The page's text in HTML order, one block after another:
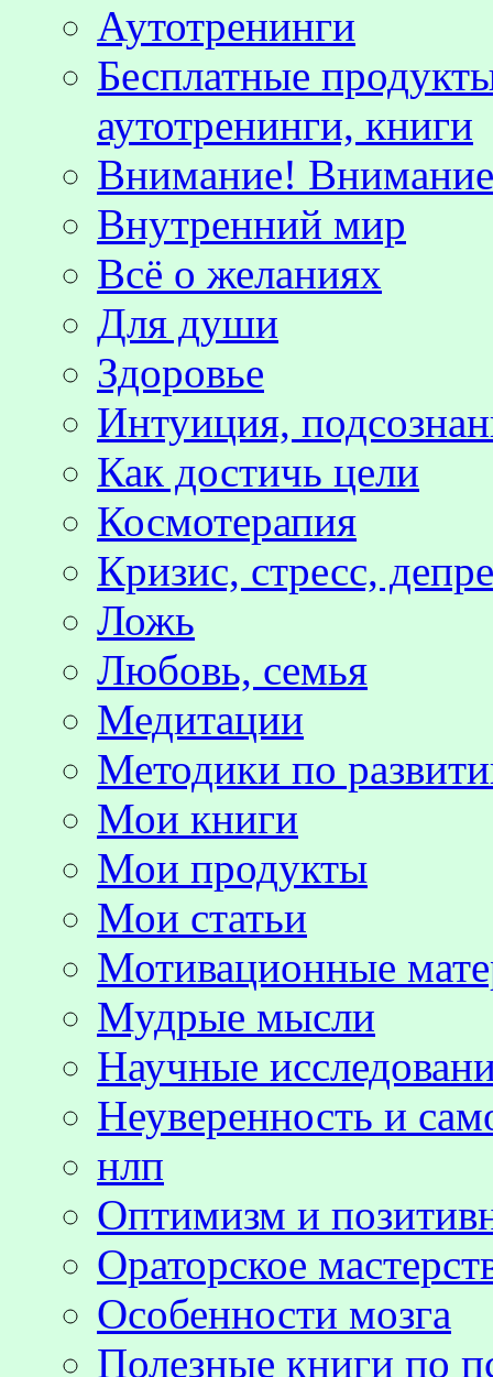
Аутотренинги
Бесплатные
аутотренинги, книги
Внимание!
Внутренний мир
Всё о желаниях
Для души
Здоровье
Интуиция,
Как достичь цели
Космотерапия
Кризис, стресс,
Ложь
Любовь, семья
Медитации
Методики по
Мои книги
Мои продукты
Мои статьи
Мотивационные
Мудрые мысли
Научные
Неуверенность и
нлп
Оптимизм и
Ораторское
Особенности мозга
Полезные книги по